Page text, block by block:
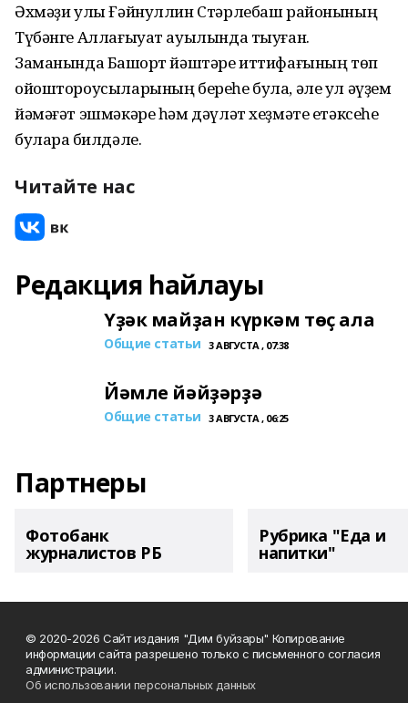
Әхмәҙи улы Ғәйнуллин Стәрлебаш районының
Түбәнге Аллағыуат ауылында тыуған.
Заманында Башҡорт йәштәре иттифағының төп
ойоштороусыларының береһе була, әле ул әүҙем
йәмәғәт эшмәкәре һәм дәүләт хеҙмәте етәксеһе
булараҡ билдәле.
Читайте нас
Редакция һайлауы
Үҙәк майҙан күркәм төҫ ала
Общие статьи 3 АВГУСТА , 07:38
Йәмле йәйҙәрҙә
Общие статьи 3 АВГУСТА , 06:25
Партнеры
Фотобанк
журналистов РБ
Рубрика "Еда и
напитки"
© 2020-2026 Сайт издания "Дим буйзары" Копирование
информации сайта разрешено только с письменного согласия
администрации.
Об использовании персональных данных